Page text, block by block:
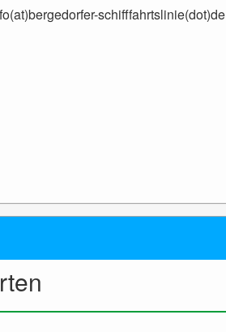
schifffahrtslinie(dot)de